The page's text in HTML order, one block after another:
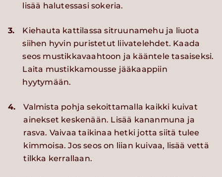
lisää halutessasi sokeria.
3.
Kiehauta kattilassa sitruunamehu ja liuota
siihen hyvin puristetut liivatelehdet. Kaada
seos mustikkavaahtoon ja kääntele tasaiseksi.
Laita mustikkamousse jääkaappiin
hyytymään.
4.
Valmista pohja sekoittamalla kaikki kuivat
ainekset keskenään. Lisää kananmuna ja
rasva. Vaivaa taikinaa hetki jotta siitä tulee
kimmoisa. Jos seos on liian kuivaa, lisää vettä
tilkka kerrallaan.